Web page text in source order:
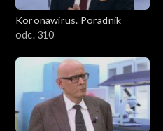
Koronawirus. Poradnik
odc. 310